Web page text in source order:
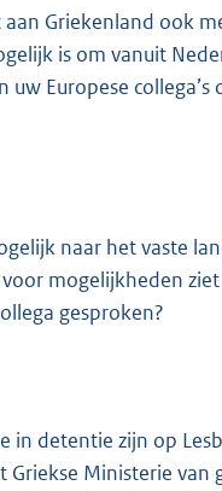
Griekenland ook
is om vanuit
Europese
naar het vaste
mogelijkheden
gesproken?
in detentie zijn op
Ministerie